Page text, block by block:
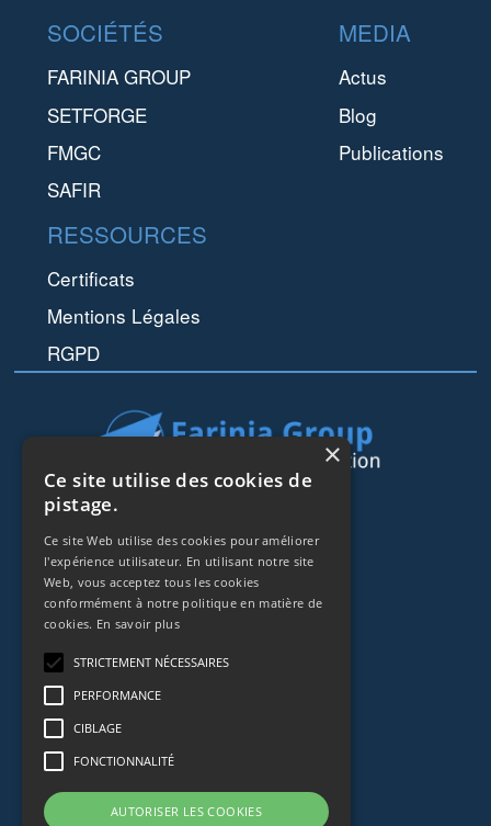
Footer
SOCIÉTÉS
FARINIA GROUP
SETFORGE
FMGC
SAFIR
MEDIA
Actus
Blog
Publications
RESSOURCES
Certificats
Mentions Légales
RGPD
75008Paris
Frankreich
+33153838240
CONTACT
Ce site utilise des cookies de
pistage.
Ce site Web utilise des cookies pour améliorer
l'expérience utilisateur. En utilisant notre site
Web, vous acceptez tous les cookies
conformément à notre politique en matière de
cookies. En savoir plus
STRICTEMENT NÉCESSAIRES
PERFORMANCE
CIBLAGE
FONCTIONNALITÉ
AUTORISER LES COOKIES
×